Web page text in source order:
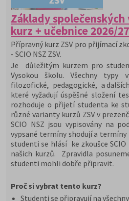
Základy společenských
kurz + učebnice 2026/27
Přípravný kurz ZSV pro přijímací
- SCIO NSZ ZSV.
Je důležitým kurzem pro
Vysokou školu. Všechny typy
filozofické, pedagogické, a
které vyžadují úspěšné složení
rozhoduje o přijetí studenta ke
různé varianty kurzů ZSV v
SCIO NSZ jsou vypisovány na
vypsané termíny shodují a
studenti se hlásí ke zkoušce
našich kurzů. Zpravidla
studenti mohli dobře připravit.
Proč si vybrat tento kurz?
Studenti se připravují na